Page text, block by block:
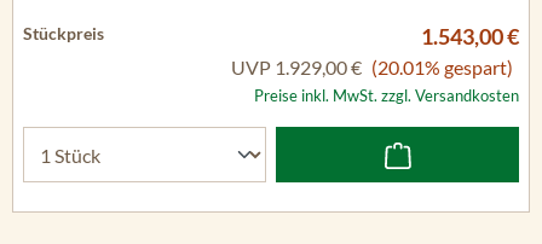
1.543,00 €
UVP 1.929,00 € (20.01% gespart)
Preise inkl. MwSt. zzgl. Versandkosten